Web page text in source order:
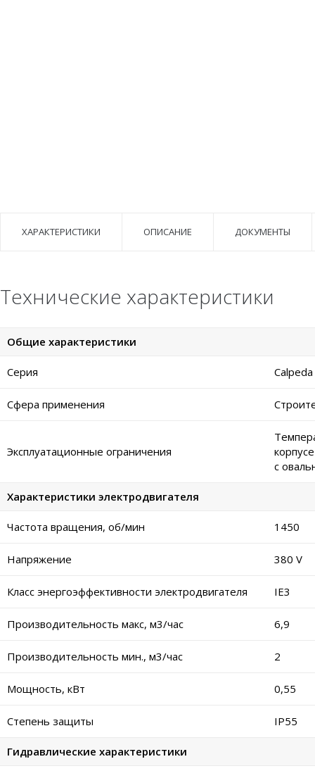
ХАРАКТЕРИСТИКИ ОПИСАНИЕ ДОКУМЕНТЫ
Технические характеристики
Общие характеристики
Серия
Сфера применения
Эксплуатационные ограничения
с
Характеристики электродвигателя
Частота вращения, об/мин 1450
Напряжение 380 V
Класс энергоэффективности электродвигателя IE3
Производительность макс, м3/час 6,9
Производительность мин., м3/час 2
Мощность, кВт 0,55
Степень защиты IP55
Гидравлические характеристики